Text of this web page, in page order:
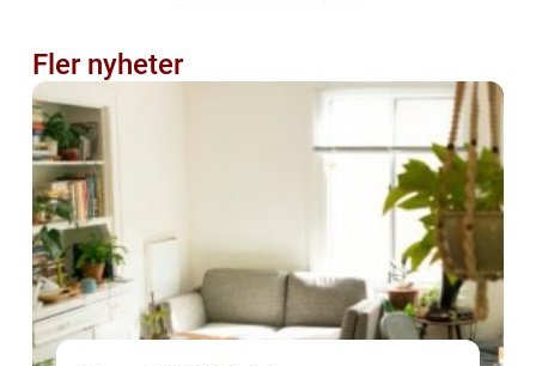
Fler nyheter